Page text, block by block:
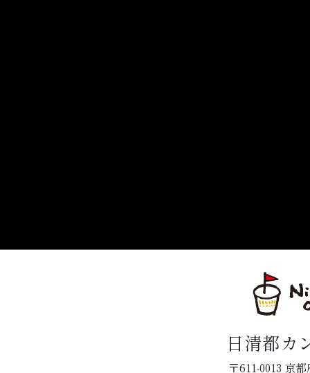
日清都カ
〒611-0013 京